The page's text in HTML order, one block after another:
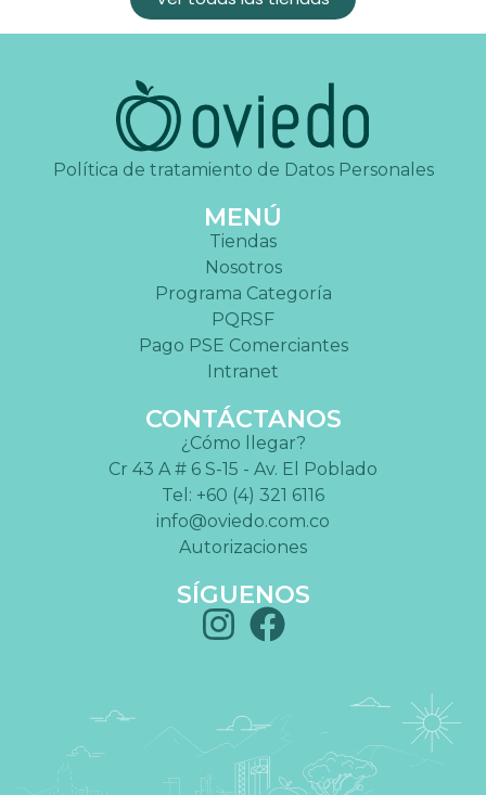
Política de tratamiento de Datos Personales
MENÚ
Tiendas
Nosotros
Programa Categoría
PQRSF
Pago PSE Comerciantes
Intranet
CONTÁCTANOS
¿Cómo llegar?
Cr 43 A # 6 S-15 - Av. El Poblado
Tel: +60 (4) 321 6116
info@oviedo.com.co
Autorizaciones
SÍGUENOS